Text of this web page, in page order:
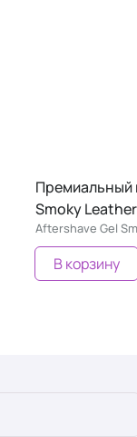
Премиальный
Smoky Leather
Aftershave Gel
В корзину